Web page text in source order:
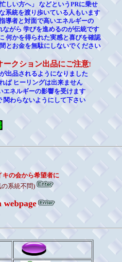
しい方へ」 などというPRに乗せ
系統を渡り歩いている人もいます
導者と対面で高いエネルギーの
がら 学びを進めるのが伝統です
何かを得られた実感と喜びを確認
とお金を無駄にしないでください
ークション出品にご注意!
出品されるようになりました
ば ヒーリングは出来ません
エネルギーの影響を受けます
関わらないようにして下さい
キの会から希望者に
の系統不問)
webpage